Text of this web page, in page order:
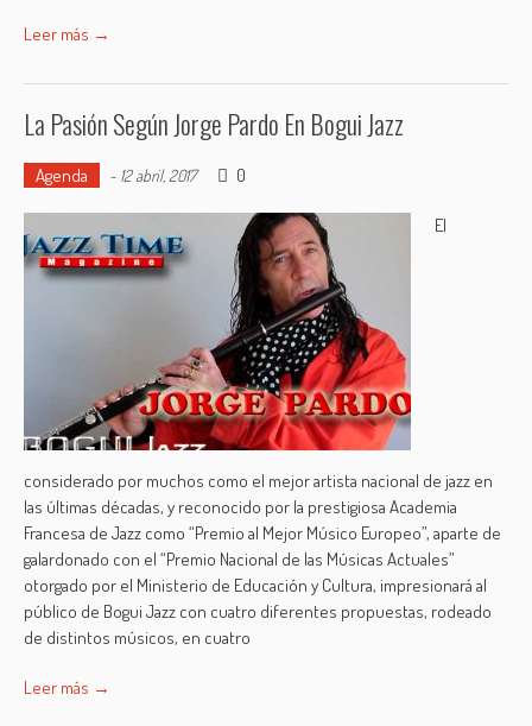
Leer más →
La Pasión Según Jorge Pardo En Bogui Jazz
Agenda - 12 abril, 2017 0
El
considerado por muchos como el mejor artista nacional de jazz en
las últimas décadas, y reconocido por la prestigiosa Academia
Francesa de Jazz como “Premio al Mejor Músico Europeo”, aparte de
galardonado con el “Premio Nacional de las Músicas Actuales”
otorgado por el Ministerio de Educación y Cultura, impresionará al
público de Bogui Jazz con cuatro diferentes propuestas, rodeado
de distintos músicos, en cuatro
Leer más →